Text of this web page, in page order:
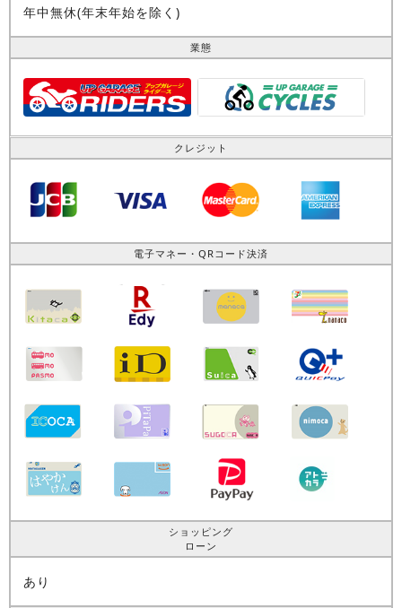
年中無休(年末年始を除く)
業態
クレジット
電子マネー・QRコード決済
ショッピング
ローン
あり